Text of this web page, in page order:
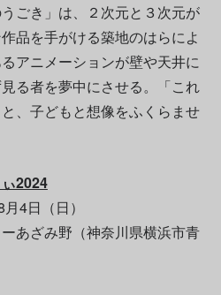
ごき」は、２次元と３次元が
品を手がける築地のはらによ
アニメーションが壁や天井に
る者を夢中にさせる。「これ
、子どもと想像をふくらませ
2024
4日（日）
あざみ野（神奈川県横浜市青